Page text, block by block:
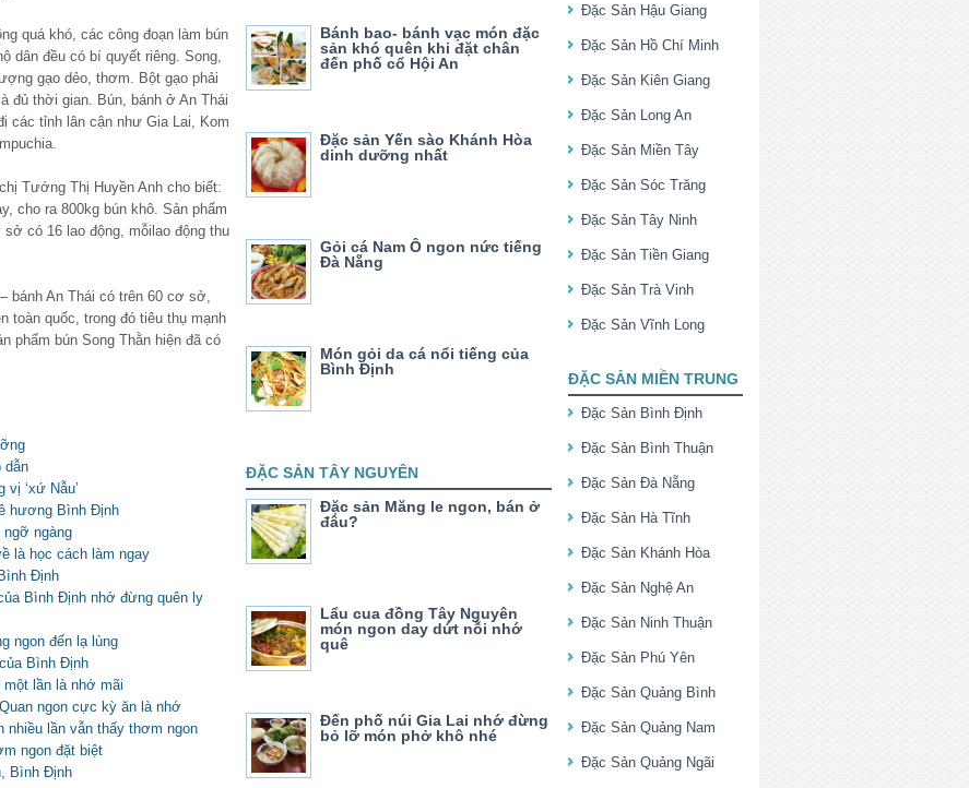
quá khó, các công đoạn làm bún
dân đều có bí quyết riêng. Song,
gạo dẻo, thơm. Bột gạo phải
đủ thời gian. Bún, bánh ở An Thái
các tỉnh lân cận như Gia Lai, Kom
Tướng Thị Huyền Anh cho biết:
cho ra 800kg bún khô. Sản phẩm
có 16 lao động, mỗilao động thu
bánh An Thái có trên 60 cơ sở,
toàn quốc, trong đó tiêu thụ mạnh
phẩm bún Song Thằn hiện đã có
dẫn
‘xứ Nẫu’
hương Bình Định
ngàng
là học cách làm ngay
Định
Bình Định nhớ đừng quên ly
ngon đến lạ lùng
Bình Định
lần là nhớ mãi
ngon cực kỳ ăn là nhớ
lần vẫn thấy thơm ngon
ngon đặt biệt
Bình Định
Bánh bao- bánh vạc món đặc
sản khó quên khi đặt chân
đến phố cổ Hội An
Đặc sản Yến sào Khánh Hòa
dinh dưỡng nhất
Gỏi cá Nam Ô ngon nức tiếng
Đà Nẵng
Món gỏi da cá nổi tiếng của
Bình Định
ĐẶC SẢN TÂY NGUYÊN
Đặc sản Măng le ngon, bán ở
đâu?
Lẩu cua đồng Tây Nguyên
món ngon day dứt nỗi nhớ
quê
Đến phố núi Gia Lai nhớ đừng
bỏ lỡ món phở khô nhé
Đặc Sản Hậu Giang
Đặc Sản Hồ Chí Minh
Đặc Sản Kiên Giang
Đặc Sản Long An
Đặc Sản Miền Tây
Đặc Sản Sóc Trăng
Đặc Sản Tây Ninh
Đặc Sản Tiền Giang
Đặc Sản Trà Vinh
Đặc Sản Vĩnh Long
ĐẶC SẢN MIỀN TRUNG
Đặc Sản Bình Định
Đặc Sản Bình Thuận
Đặc Sản Đà Nẵng
Đặc Sản Hà Tĩnh
Đặc Sản Khánh Hòa
Đặc Sản Nghệ An
Đặc Sản Ninh Thuận
Đặc Sản Phú Yên
Đặc Sản Quảng Bình
Đặc Sản Quảng Nam
Đặc Sản Quảng Ngãi